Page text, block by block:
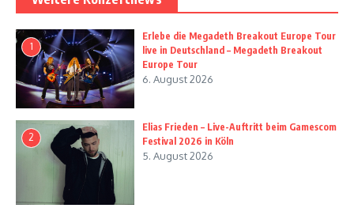
1
Erlebe die Megadeth Breakout Europe Tour
live in Deutschland – Megadeth Breakout
Europe Tour
6. August 2026
2
Elias Frieden – Live-Auftritt beim Gamescom
Festival 2026 in Köln
5. August 2026